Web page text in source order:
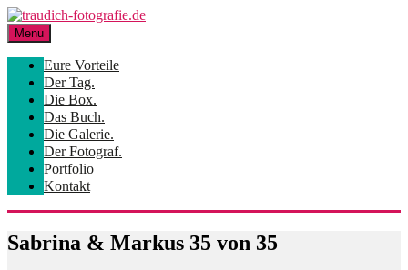
Skip
to
content
Menu
Eure Vorteile
Der Tag.
Die Box.
Das Buch.
Die Galerie.
Der Fotograf.
Portfolio
Kontakt
Sabrina & Markus 35 von 35